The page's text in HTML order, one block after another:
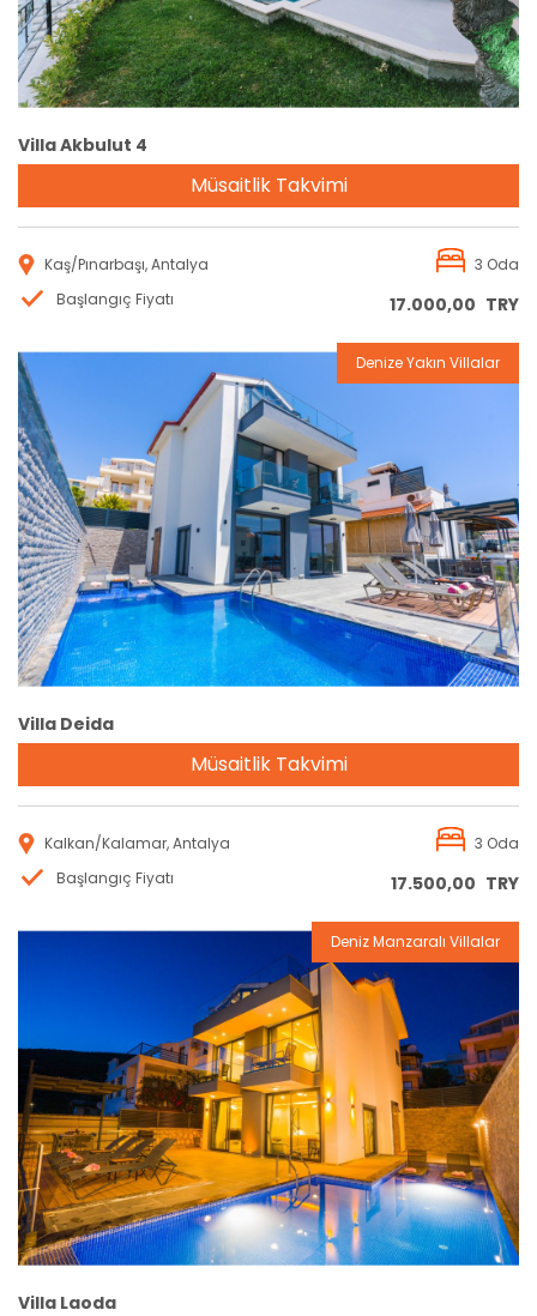
Villa Akbulut 4
Müsaitlik Takvimi
Kaş/Pınarbaşı, Antalya
3 Oda
Başlangıç Fiyatı
17.000,00 TRY
Rezervasyon
Denize Yakın Villalar
Villa Deida
Müsaitlik Takvimi
Kalkan/Kalamar, Antalya
3 Oda
Başlangıç Fiyatı
17.500,00 TRY
Rezervasyon
Deniz Manzaralı Villalar
Villa Laoda